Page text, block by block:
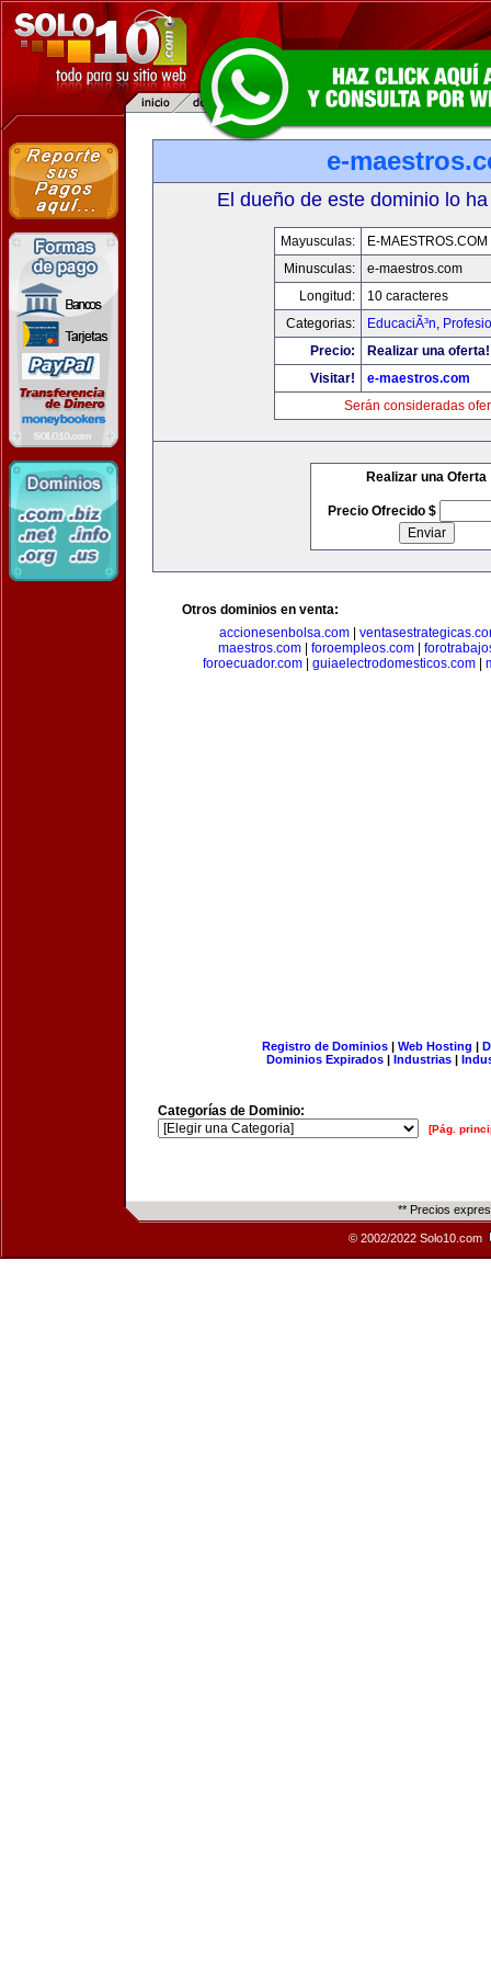
e-
El dueño de este dominio lo
Mayusculas:
E-MAESTROS.COM
Minusculas:
e-maestros.com
Longitud:
10 caracteres
Categorias:
EducaciÃ³n,
Precio:
Realizar una oferta!
Visitar!
e-maestros.com
Serán consideradas
Realizar una Oferta
Precio Ofrecido $
Otros dominios en venta:
accionesenbolsa.com|
maestros.com| foroempleos.com|
foroecuador.com| guiaelectrodomesticos.com|
Registro de Dominios| Web Hosting |
Dominios Expirados | Industrias |
Categorías de Dominio:
[Pág.
** Precios
© 2002/2022 Solo10.com